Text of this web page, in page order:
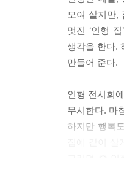
모여 살지만,
멋진 ‘인형
생각을 한다.
만들어 준다.
인형 전시회
무시한다. 마
하지만 행복
그러던 중 인